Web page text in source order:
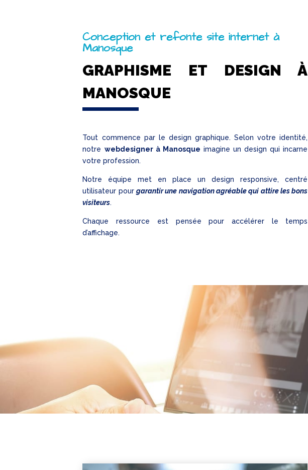
Conception et refonte site internet à
Manosque
GRAPHISME ET DESIGN À
MANOSQUE
Tout commence par le design graphique. Selon votre identité,
notre webdesigner à Manosque imagine un design qui incarne
votre profession.
Notre équipe met en place un design responsive, centré
utilisateur pourgarantir une navigation agréable qui attire les bons
visiteurs.
Chaque ressource est pensée pour accélérer le temps
d’affichage.